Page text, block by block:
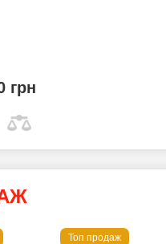
грн
Топ продаж